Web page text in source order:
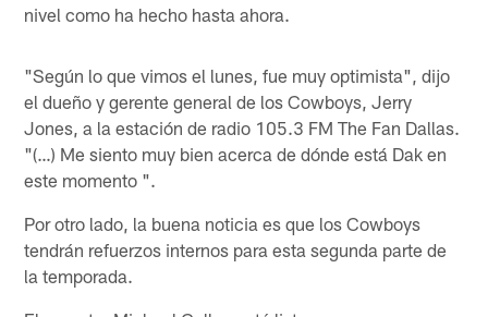
nivel como ha hecho hasta ahora.
"Según lo que vimos el lunes, fue muy optimista", dijo
el dueño y gerente general de los Cowboys, Jerry
Jones, a la estación de radio 105.3 FM The Fan Dallas.
"(…) Me siento muy bien acerca de dónde está Dak en
este momento ".
Por otro lado, la buena noticia es que los Cowboys
tendrán refuerzos internos para esta segunda parte de
la temporada.